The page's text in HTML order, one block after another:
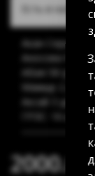
Есть в наличии:
Акан Серы 20/
Аносова 91:
Абая 58 (уг
Мамыр 2 дом
Аксай 3 дом 7: